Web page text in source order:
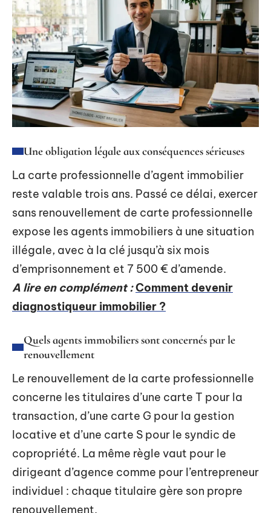
Une obligation légale aux conséquences sérieuses
La carte professionnelle d’agent immobilier
reste valable trois ans. Passé ce délai, exercer
sans renouvellement de carte professionnelle
expose les agents immobiliers à une situation
illégale, avec à la clé jusqu’à six mois
d’emprisonnement et 7 500 € d’amende.
A lire en complément :Comment devenir
diagnostiqueur immobilier ?
Quels agents immobiliers sont concernés par le
renouvellement
Le renouvellement de la carte professionnelle
concerne les titulaires d’une carte T pour la
transaction, d’une carte G pour la gestion
locative et d’une carte S pour le syndic de
copropriété. La même règle vaut pour le
dirigeant d’agence comme pour l’entrepreneur
individuel : chaque titulaire gère son propre
renouvellement.